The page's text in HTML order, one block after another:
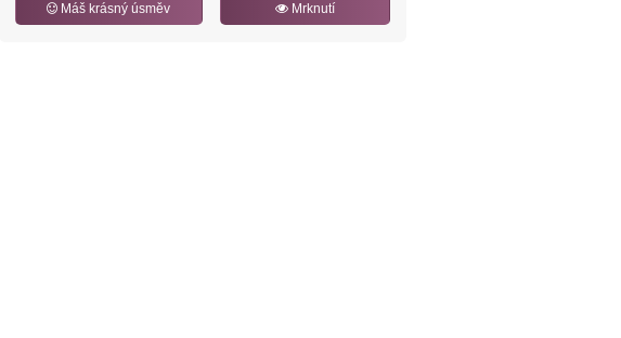
Máš krásný úsměv Mrknutí